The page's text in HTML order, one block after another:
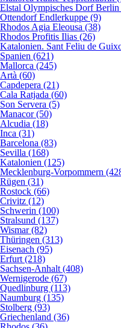
Elstal Olympisches Dorf Berlin
Ottendorf Endlerkuppe (9)
Rhodos Agia Eleousa (38)
Rhodos Profitis Ilias (26)
Katalonien. Sant Feliu de
Spanien (621)
Mallorca (245)
Artà (60)
Capdepera (21)
Cala Ratjada (60)
Son Servera (5)
Manacor (50)
Alcudia (18)
Inca (31)
Barcelona (83)
Sevilla (168)
Katalonien (125)
Mecklenburg-Vorpommern
Rügen (31)
Rostock (66)
Crivitz (12)
Schwerin (100)
Stralsund (137)
Wismar (82)
Thüringen (313)
Eisenach (95)
Erfurt (218)
Sachsen-Anhalt (408)
Wernigerode (67)
Quedlinburg (113)
Naumburg (135)
Stolberg (93)
Griechenland (36)